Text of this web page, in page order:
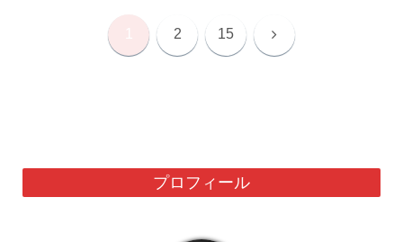
2 15 次
プロフィール